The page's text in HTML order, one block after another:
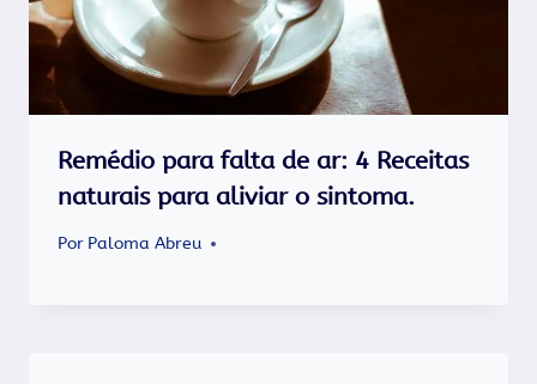
Remédio para falta de ar: 4 Receitas
naturais para aliviar o sintoma.
Por Paloma Abreu